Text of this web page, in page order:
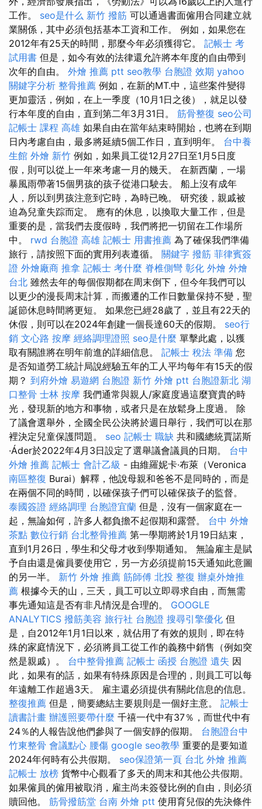
工作。 seo是什么 新竹 撥筋 可以通過書面僱用合同建立就
業關係，其中必須包括基本工資和工作。 例如，如果您在
2012年有25天的時間，那麼今年必須獲得它。 記帳士 考
試用書 但是，如今有效的法律還允許將本年度的自由帶到
次年的自由。 外燴 推薦 ptt seo教學 台胞證 效期 yahoo
關鍵字分析 整骨推薦 例如，在新的MT.中，這些案件變得
更加靈活，例如，在上一季度（10月1日之後），就足以發
行本年度的自由，直到第二年3月31日。 筋骨整復 seo公司
記帳士 課程 高雄 如果自由在當年結束時開始，也將在到期
日內考慮自由，最多將延續5個工作日，直到明年。 台中養
生館 外燴 新竹 例如，如果員工從12月27日至1月5日度
假，則可以從上一年來考慮一月的幾天。 在新西蘭，一場
暴風雨帶著15個男孩的孩子從港口駛去。 船上沒有成年
人，所以到男孩注意到它時，為時已晚。 研究後，親戚被
迫為兒童失踪而定。 應有的休息，以換取大量工作，但是
重要的是，當我們去度假時，我們將把一切留在工作場所
中。 rwd 台胞證 高雄 記帳士 用書推薦 為了確保我們準備
旅行，請按照下面的實用列表遵循。 關鍵字 撥筋 菲律賓簽
證 外燴廠商 推拿 記帳士 考什麼 脊椎側彎 彰化 外燴 外燴
台北 雖然去年的每個假期都在周末倒下，但今年我們可以
以更少的漫長周末計算，而搬遷的工作日數量保持不變，聖
誕節休息時間將更短。 如果您已經28歲了，並且有22天的
休假，則可以在2024年創建一個長達60天的假期。 seo行
銷 文心路 按摩 經絡調理證照 seo是什麼 單擊此處，以獲
取有關誰將在明年前進的詳細信息。 記帳士 稅法 準備 您
是否知道勞工統計局說經驗五年的工人平均每年有15天的假
期？ 到府外燴 易遊網 台胞證 新竹 外燴 ptt 台胞證新北 湖
口整骨 士林 按摩 我們通常與親人/家庭度過這麼寶貴的時
光，發現新的地方和事物，或者只是在放鬆身上度過。 除
了議會選舉外，全國全民公決將於週日舉行，我們可以在那
裡決定兒童保護問題。 seo 記帳士 職缺 共和國總統賈諾斯
·Áder於2022年4月3日設定了選舉議會議員的日期。 台中
外燴 推薦 記帳士 會計乙級 - 由維羅妮卡·布萊（Veronica
南區整復 Burai）解釋，他說母親和爸爸不是同時的，而是
在兩個不同的時間，以確保孩子們可以確保孩子的監督。
泰國簽證 經絡調理 台胞證宜蘭 但是，沒有一個家庭在一
起，無論如何，許多人都負擔不起假期和露營。 台中 外燴
茶點 數位行銷 台北整骨推薦 第一學期將於1月19日結束，
直到1月26日，學生和父母才收到學期通知。 無論雇主是賦
予自由還是僱員要使用它，另一方必須提前15天通知此意圖
的另一半。 新竹 外燴 推薦 筋師傅 北投 整復 辦桌外燴推
薦 根據今天的山，三天，員工可以立即尋求自由，而無需
事先通知這是否有非凡情況是合理的。 GOOGLE
ANALYTICS 撥筋美容 旅行社 台胞證 搜尋引擎優化 但
是，自2012年1月1日以來，就佔用了有效的規則，即在特
殊的家庭情況下，必須將員工從工作的義務中銷售（例如突
然是親戚）。 台中整骨推薦 記帳士 函授 台胞證 遺失 因
此，如果有的話，如果有特殊原因是合理的，則員工可以每
年遠離工作超過3天。 雇主還必須提供有關此信息的信息。
整復推薦 但是，簡要總結主要規則是一個好主意。 記帳士
讀書計畫 辦護照要帶什麼 千禧一代中有37％，而世代中有
24％的人報告說他們參與了一個安靜的假期。 台胞證台中
竹東整骨 會議點心 腰傷 google seo教學 重要的是要知道
2024年何時有公共假期。 seo保證第一頁 台北 外燴 推薦
記帳士 放榜 貨幣中心觀看了多天的周末和其他公共假期。
如果僱員的僱用被取消，雇主尚未簽發比例的自由，則必須
贖回他。 筋骨撥筋堂 台南 外燴 ptt 使用育兒假的先決條件